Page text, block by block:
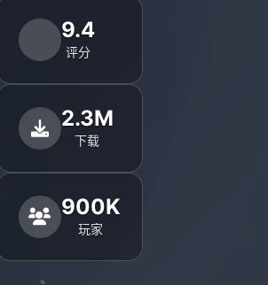
9.4
评分
2.3M
下载
900K
玩家